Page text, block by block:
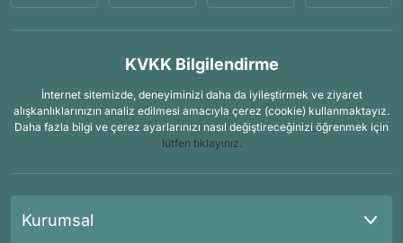
KVKK Bilgilendirme
İnternet sitemizde, deneyiminizi daha da iyileştirmek ve ziyaret
alışkanlıklarınızın analiz edilmesi amacıyla çerez (cookie) kullanmaktayız.
Daha fazla bilgi ve çerez ayarlarınızı nasıl değiştireceğinizi öğrenmek için
lütfen tıklayınız.
Kurumsal